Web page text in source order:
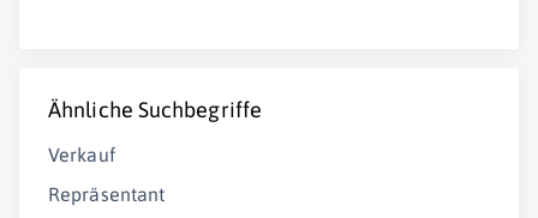
Ähnliche Suchbegriffe
Verkauf
Repräsentant